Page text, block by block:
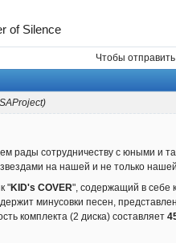
of Silence
Чтобы
рады сотрудничеству с юными и
на нашей и не только нашей
"KID's COVER", содержащий в себе
минусовки песен,
комплекта (2 диска) составляет